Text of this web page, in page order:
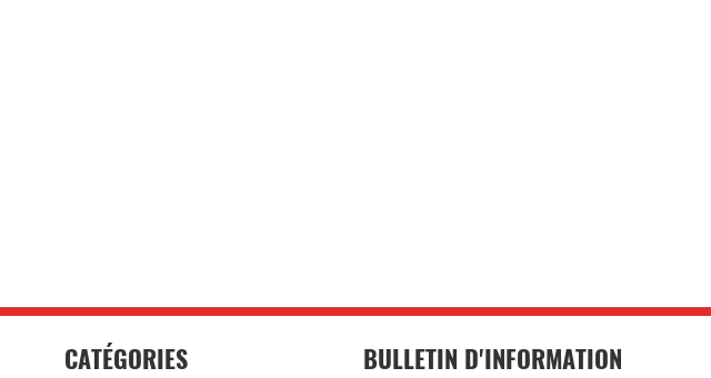
CATÉGORIES BULLETIN D'INFORMATION